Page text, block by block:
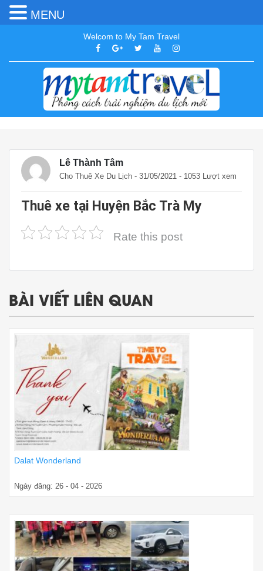
Welcom to My Tam Travel
Lê Thành Tâm
Cho Thuê Xe Du Lịch - 31/05/2021 - 1053 Lượt xem
Thuê xe tại Huyện Bắc Trà My
Rate this post
BÀI VIẾT LIÊN QUAN
Dalat Wonderland
Ngày đăng: 26 - 04 - 2026
MENU